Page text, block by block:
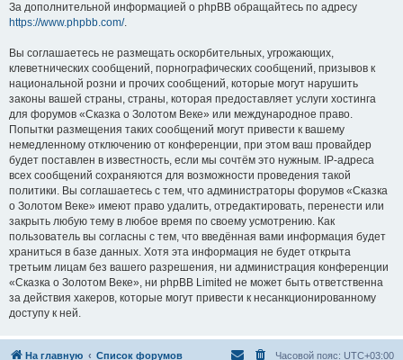
За дополнительной информацией о phpBB обращайтесь по адресу
https://www.phpbb.com/.
Вы соглашаетесь не размещать оскорбительных, угрожающих,
клеветнических сообщений, порнографических сообщений, призывов к
национальной розни и прочих сообщений, которые могут нарушить
законы вашей страны, страны, которая предоставляет услуги хостинга
для форумов «Сказка о Золотом Веке» или международное право.
Попытки размещения таких сообщений могут привести к вашему
немедленному отключению от конференции, при этом ваш провайдер
будет поставлен в известность, если мы сочтём это нужным. IP-адреса
всех сообщений сохраняются для возможности проведения такой
политики. Вы соглашаетесь с тем, что администраторы форумов «Сказка
о Золотом Веке» имеют право удалить, отредактировать, перенести или
закрыть любую тему в любое время по своему усмотрению. Как
пользователь вы согласны с тем, что введённая вами информация будет
храниться в базе данных. Хотя эта информация не будет открыта
третьим лицам без вашего разрешения, ни администрация конференции
«Сказка о Золотом Веке», ни phpBB Limited не может быть ответственна
за действия хакеров, которые могут привести к несанкционированному
доступу к ней.
На главную Список форумов Часовой пояс: UTC+03:00